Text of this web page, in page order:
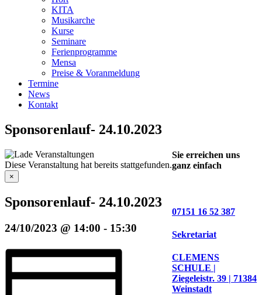
KITA
Musikarche
Kurse
Seminare
Ferienprogramme
Mensa
Preise & Voranmeldung
Termine
News
Kontakt
Sponsorenlauf- 24.10.2023
Diese Veranstaltung hat bereits stattgefunden.
×
Sponsorenlauf- 24.10.2023
24/10/2023 @ 14:00 - 15:30
Sie erreichen uns
ganz einfach
07151 16 52 387
Sekretariat
CLEMENS
SCHULE |
Ziegeleistr. 39 | 71384
Weinstadt